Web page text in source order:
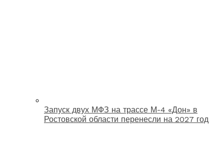
Запуск двух МФЗ на трассе М-4 «Дон» в
Ростовской области перенесли на 2027 год